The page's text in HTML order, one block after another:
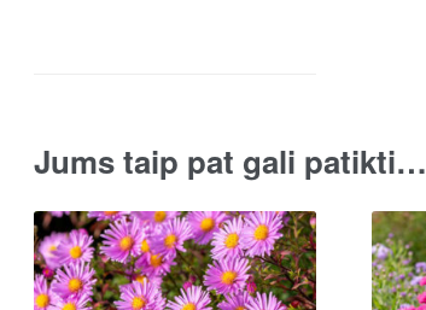
Jums taip pat gali patikti…